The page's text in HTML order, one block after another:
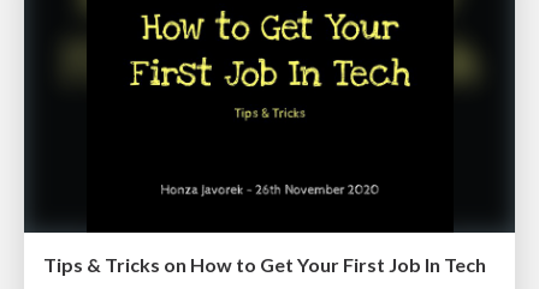
Tips & Tricks on How to Get Your First Job In Tech